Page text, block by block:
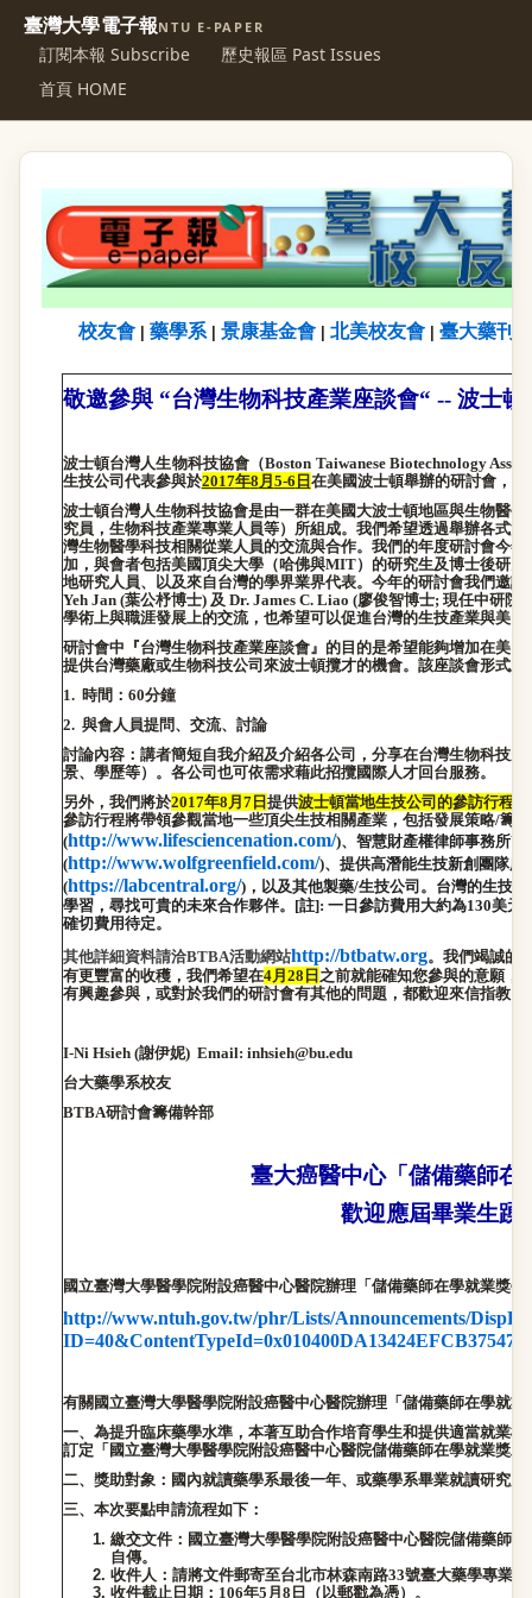
臺灣大學電子報NTU E-PAPER
訂閱本報 Subscribe
歷史報區 Past Issues
首頁 HOME
校友會 藥學系| 景康基金會 北美校友會 臺大藥刊
敬邀參與“台灣生物科技產業座談會“ -- 波士頓
波士頓台灣人生物科技協會 （Boston Taiwanese Biotechnology
生技公司代表參與於2017年8 月 5-6 日 在美國波士頓舉辦的研討會，
波士頓台灣人生物科技協會是由一群在美國大波士頓地區與生物醫
究員，生物科技產業專業人員等）所組成。我們希望透過舉辦各式
灣生物醫學科技相關從業人員的交流與合作。我們的年度研討會今
加，與會者包括美國頂尖大學（哈佛與MIT） 的研究生及博士後研
地研究人員、以及來自台灣的學界業界代表。今年的研討會我們邀
Yeh Jan (葉公杼博士) 及 Dr. James C. Liao (廖俊智博士; 現任中研院
學術上與職涯發展上的交流，也希望可以促進台灣的生技產業與美國
研討會中『台灣生物科技產業座談會』的目的是希望能夠增加在美
提供台灣藥廠或生物科技公司來波士頓攬才的機會。該座談會形式上
1. 時間： 60分鐘
2. 與會人員提問、交流、討論
討論內容：講者簡短自我介紹及介紹各公司，分享在台灣生物科技
景、學歷等）。各公司也可依需求藉此招攬國際人才回台服務。
另外，我們將於2017年8 月 7日 提供波士頓當地生技公司的參訪行程
參訪行程將帶領參觀當地一些頂尖生技相關產業，包括發展策略/籌
(http://www.lifesciencenation.com/)、智慧財產權律師事務所
(http://www.wolfgreenfield.com/)、提供高潛能生技新創團隊所
(https://labcentral.org/)，以及其他製藥/生技公司。台灣的生技
學習，尋找可貴的未來合作夥伴。 [註]: 一日參訪費用大約為130美元
確切費用待定。
其他詳細資料請洽BTBA活動網站http://btbatw.org。我們竭誠的
有更豐富的收穫，我們希望在4月 28 日 之前就能確知您參與的意願，
有興趣參與，或對於我們的研討會有其他的問題，都歡迎來信指教，
I-Ni Hsieh (謝伊妮) Email: inhsieh@bu.edu
台大藥學系校友
BTBA研討會籌備幹部
臺大癌醫中心「儲備藥師在
歡迎應屆畢業生踴
國立臺灣大學醫學院附設癌醫中心醫院辦理「儲備藥師在學就業獎學
http://www.ntuh.gov.tw/phr/Lists/Announcements/
有關國立臺灣大學醫學院附設癌醫中心醫院辦理「儲備藥師在學就
一、為提升臨床藥學水準，本著互助合作培育學生和提供適當就業
訂定「國立臺灣大學醫學院附設癌醫中心醫院儲備藥師在學就業獎助
二、獎助對象：國內就讀藥學系最後一年、或藥學系畢業就讀研究所
三、本次要點申請流程如下：
繳交文件：國立臺灣大學醫學院附設癌醫中心醫院儲備藥師在
自傳。
收件人：請將文件郵寄至台北市林森南路33號臺大藥學專業學
收件截止日期： 106年5 月 8 日（以郵戳為憑）。